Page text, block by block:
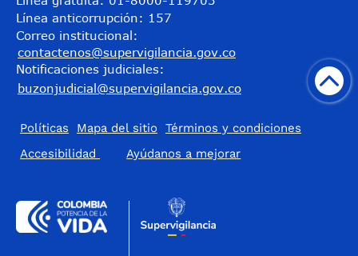
Línea anticorrupción: 157
Correo institucional:
contactenos@supervigilancia.gov.co
Notificaciones judiciales:
buzonjudicial@supervigilancia.gov.co
Políticas Mapa del sitio
Términos y condiciones
Accesibilidad
​Ayúdanos a mejorar